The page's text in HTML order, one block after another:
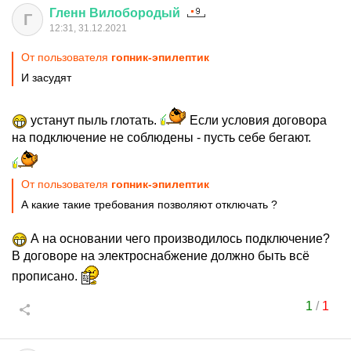
Г Гленн Вилобородый
12:31, 31.12.2021
От пользователя гопник-эпилептик
И засудят
устанут пыль глотать.
Если условия договора
на подключение не соблюдены - пусть себе бегают.
От пользователя гопник-эпилептик
А какие такие требования позволяют отключать ?
А на основании чего производилось подключение?
В договоре на электроснабжение должно быть всё
прописано.
1 / 1